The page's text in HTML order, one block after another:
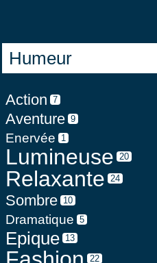
Humeur
Action 7
Aventure 9
Enervée 1
Lumineuse 20
Relaxante 24
Sombre 10
Dramatique 5
Epique 13
22